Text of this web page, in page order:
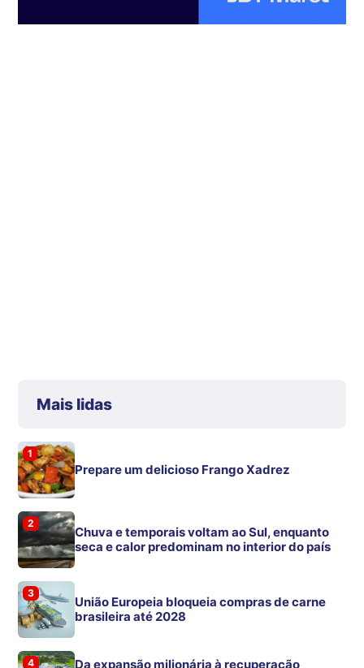
Mais lidas
1
Prepare um delicioso Frango Xadrez
2
Chuva e temporais voltam ao Sul, enquanto
seca e calor predominam no interior do país
3
União Europeia bloqueia compras de carne
brasileira até 2028
4
Da expansão milionária à recuperação